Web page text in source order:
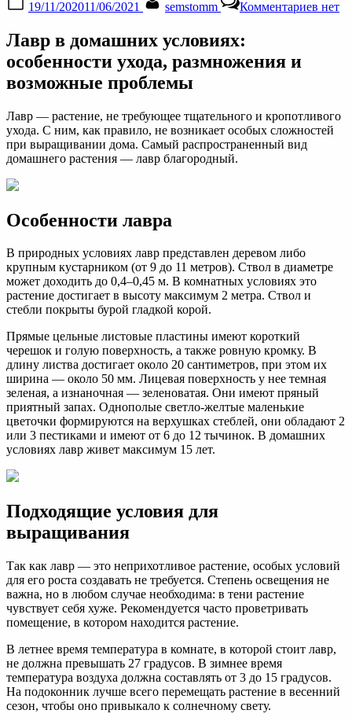
on
19/11/202011/06/2021 semstomm Комментариев нет
Лавр в домашних условиях:
особенности ухода, размножения и
возможные проблемы
Лавр ― растение, не требующее тщательного и кропотливого
ухода. С ним, как правило, не возникает особых сложностей
при выращивании дома. Самый распространенный вид
домашнего растения ― лавр благородный.
Особенности лавра
В природных условиях лавр представлен деревом либо
крупным кустарником (от 9 до 11 метров). Ствол в диаметре
может доходить до 0,4–0,45 м. В комнатных условиях это
растение достигает в высоту максимум 2 метра. Ствол и
стебли покрыты бурой гладкой корой.
Прямые цельные листовые пластины имеют короткий
черешок и голую поверхность, а также ровную кромку. В
длину листва достигает около 20 сантиметров, при этом их
ширина ― около 50 мм. Лицевая поверхность у нее темная
зеленая, а изнаночная ― зеленоватая. Они имеют пряный
приятный запах. Однополые светло-желтые маленькие
цветочки формируются на верхушках стеблей, они обладают 2
или 3 пестиками и имеют от 6 до 12 тычинок. В домашних
условиях лавр живет максимум 15 лет.
Подходящие условия для
выращивания
Так как лавр ― это неприхотливое растение, особых условий
для его роста создавать не требуется. Степень освещения не
важна, но в любом случае необходима: в тени растение
чувствует себя хуже. Рекомендуется часто проветривать
помещение, в котором находится растение.
В летнее время температура в комнате, в которой стоит лавр,
не должна превышать 27 градусов. В зимнее время
температура воздуха должна составлять от 3 до 15 градусов.
На подоконник лучше всего перемещать растение в весенний
сезон, чтобы оно привыкало к солнечному свету.